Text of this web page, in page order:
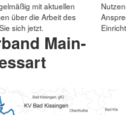
mit aktuellen
über die Arbeit des
sich jetzt.
Main-